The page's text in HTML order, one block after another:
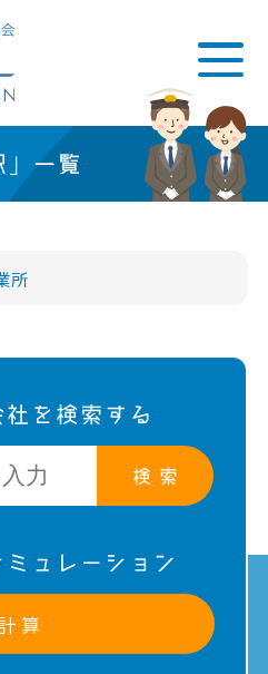
」一覧
所
社を検索する
検 索
ュレーション
算